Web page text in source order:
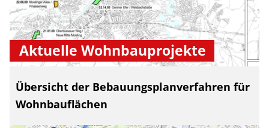
Aktuelle Wohnbauprojekte
Übersicht der Bebauungsplanverfahren für
Wohnbauflächen